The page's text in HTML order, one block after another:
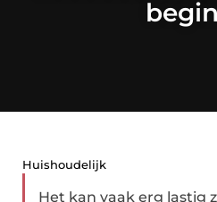
Huishoudelijk
Het kan vaak erg lastig